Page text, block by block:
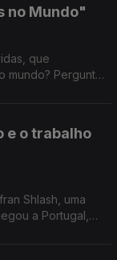
no Mundo"
que
mundo? Pergunta
e o trabalho
Shlash, uma
a Portugal,